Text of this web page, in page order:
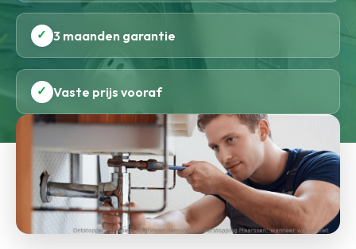
✓ 3 maanden garantie
✓ Vaste prijs vooraf